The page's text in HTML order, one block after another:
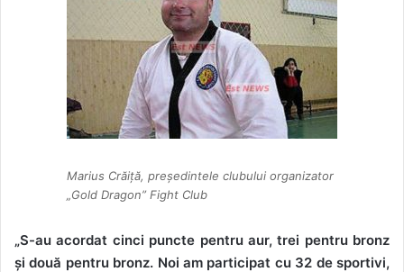
Marius Crăiță, președintele clubului organizator
„Gold Dragon” Fight Club
„S-au acordat cinci puncte pentru aur, trei pentru bronz
și două pentru bronz. Noiam participat cu 32 de sportivi,